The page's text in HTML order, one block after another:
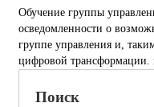
Обучение группы
осведомленности о
группе управления и,
цифровой трансформации.
Поиск